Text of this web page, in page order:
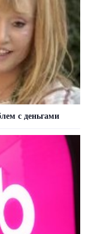
с деньгами